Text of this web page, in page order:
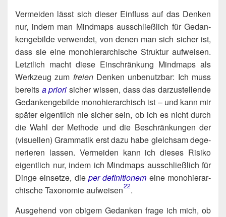
Ver­mei­den lässt sich die­ser Ein­fluss auf das Den­ken
nur, indem man Mind­maps aus­schließ­lich für Gedan­
ken­ge­bil­de ver­wen­det, von denen man sich sicher ist,
dass sie eine mono­hier­ar­chi­sche Struk­tur auf­wei­sen.
Letzt­lich macht die­se Ein­schrän­kung Mind­maps als
Werk­zeug zum frei­enDen­ken unbe­nutz­bar: Ich muss
bereits a prio­ri sicher wis­sen, dass das dar­zu­stel­len­de
Gedan­ken­ge­bil­de mono­hier­ar­chisch ist – und kann mir
spä­ter eigent­lich nie sicher sein, ob ich es nicht durch
die Wahl der Metho­de und die Beschrän­kun­gen der
(visu­el­len) Gram­ma­tik erst dazu habe gleich­sam dege­
ne­rie­ren las­sen. Ver­mei­den kann ich die­ses Risi­ko
eigent­lich nur, indem ich Mind­maps aus­schließ­lich für
Din­ge ein­set­ze, die per defi­ni­tio­nem eine mono­hier­ar­
chi­sche Taxo­no­mie aufweisen​22.
Aus­ge­hend von obi­gem Gedan­ken fra­ge ich mich, ob